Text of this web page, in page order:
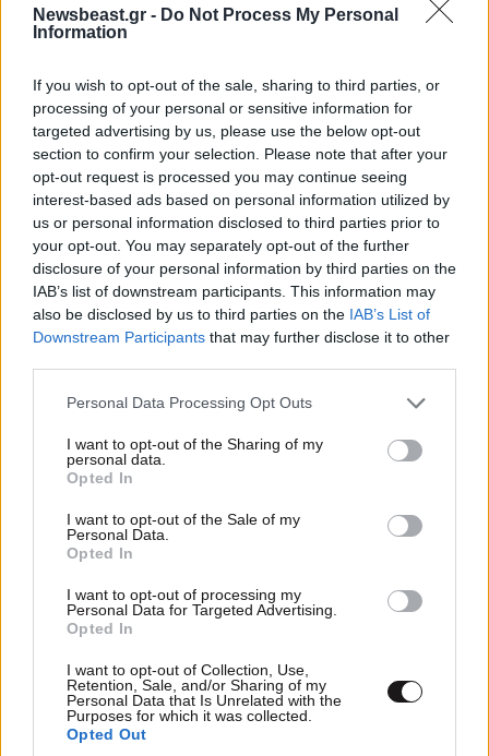
Newsbeast.gr - Do Not Process My Personal
Information
If you wish to opt-out of the sale, sharing to third parties, or
processing of your personal or sensitive information for
targeted advertising by us, please use the below opt-out
section to confirm your selection. Please note that after your
opt-out request is processed you may continue seeing
interest-based ads based on personal information utilized by
us or personal information disclosed to third parties prior to
your opt-out. You may separately opt-out of the further
disclosure of your personal information by third parties on the
IAB’s list of downstream participants. This information may
also be disclosed by us to third parties on the IAB’s List of
Downstream Participants that may further disclose it to other
Please note that this website/app uses one or more Google
not limited to your visit or usage behaviour. You may click to
grant or deny consent to Google and its third-party tags to
use your data for below specified purposes in below Google
consent section.
Personal Data Processing Opt Outs
I want to opt-out of the Sharing of my
personal data.
Opted In
I want to opt-out of the Sale of my
Personal Data.
Opted In
I want to opt-out of processing my
Personal Data for Targeted Advertising.
Opted In
I want to opt-out of Collection, Use,
Retention, Sale, and/or Sharing of my
Personal Data that Is Unrelated with the
Purposes for which it was collected.
Opted Out
ΠΡΟΣΘΕΣΤΕ ΤΟ ΣΧΟΛΙΟ ΣΑΣ
shidokan 06·09·2011 16:16
πρεπει αμεσα οι οικογενειες να πανε σε δασος να
κοψουνε ξυλα και να φτιαξουνε χαρτι ,και να το
τυπωσουνε οπως τον παλιο καλο καιρο,του χρονου σε
σπυλιες ,αν υπαρχει θεμα με τα δεντρα,τοτε σκαλιζμα
στις πετρες,ασε που θα μεινουν και στην ιστορια